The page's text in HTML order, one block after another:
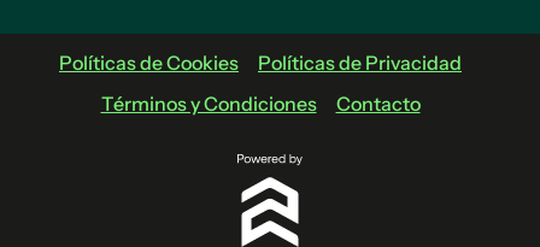
Políticas de Cookies
Políticas de Privacidad
Términos y Condiciones
Contacto